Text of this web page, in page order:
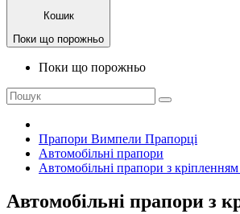
Кошик
Поки що порожньо
Поки що порожньо
Прапори Вимпели Прапорці
Автомобільні прапори
Автомобільні прапори з
Автомобільні прапори з